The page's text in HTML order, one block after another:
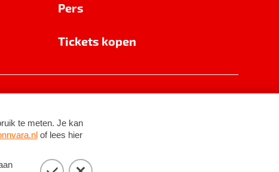
Pers
Tickets kopen